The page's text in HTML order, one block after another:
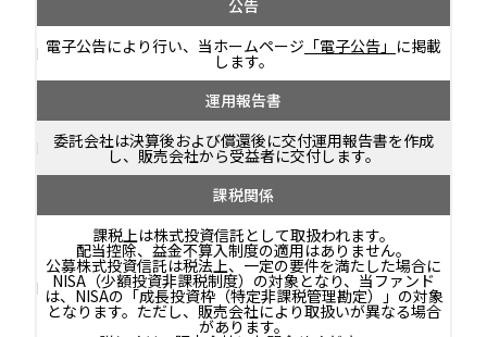
公告
電子公告により行い、当ホームページ 「電子公告」 に掲載
します。
運用報告書
委託会社は決算後および償還後に交付運用報告書を作成
し、販売会社から受益者に交付します。
課税関係
課税上は株式投資信託として取扱われます。
配当控除、益金不算入制度の適用はありません。
公募株式投資信託は税法上、一定の要件を満たした場合に
NISA（少額投資非課税制度）の対象となり、当ファンド
は、NISAの「成長投資枠（特定非課税管理勘定）」の対象
となります。ただし、販売会社により取扱いが異なる場合
があります。